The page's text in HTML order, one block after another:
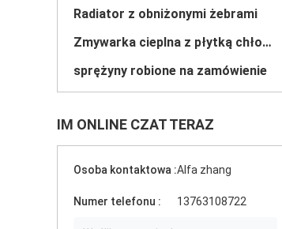
Radiator z obniżonymi żebrami
Zmywarka cieplna z płytką chłodną
sprężyny robione na zamówienie
IM ONLINE CZAT TERAZ
Osoba kontaktowa :Alfa zhang
Numer telefonu : 13763108722